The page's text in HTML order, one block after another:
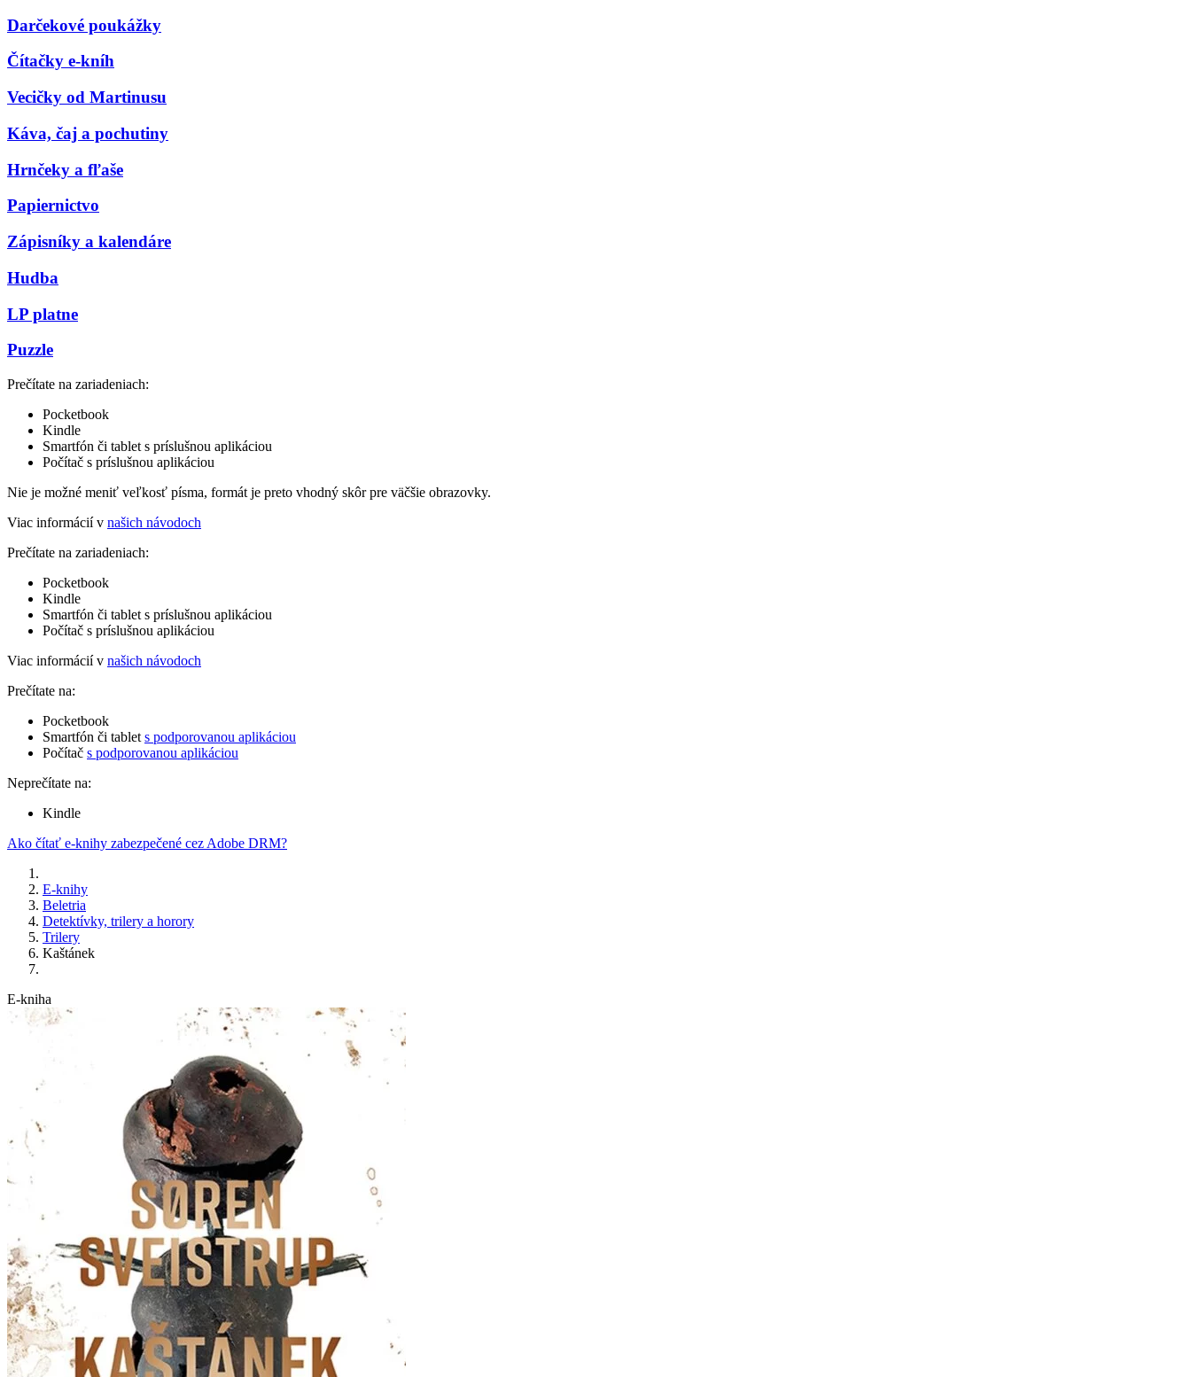
Darčekové poukážky
Čítačky e-kníh
Vecičky od Martinusu
Káva, čaj a pochutiny
Hrnčeky a fľaše
Papiernictvo
Zápisníky a kalendáre
Hudba
LP platne
Puzzle
Prečítate na zariadeniach:
Pocketbook
Kindle
Smartfón či tablet s príslušnou aplikáciou
Počítač s príslušnou aplikáciou
Nie je možné meniť veľkosť písma, formát je preto vhodný skôr pre väčšie obrazovky.
Viac informácií v našich návodoch
Prečítate na zariadeniach:
Pocketbook
Kindle
Smartfón či tablet s príslušnou aplikáciou
Počítač s príslušnou aplikáciou
Viac informácií v našich návodoch
Prečítate na:
Pocketbook
Smartfón či tablet s podporovanou aplikáciou
Počítač s podporovanou aplikáciou
Neprečítate na:
Kindle
Ako čítať e-knihy zabezpečené cez Adobe DRM?
E-knihy
Beletria
Detektívky, trilery a horory
Trilery
Kaštánek
E-kniha